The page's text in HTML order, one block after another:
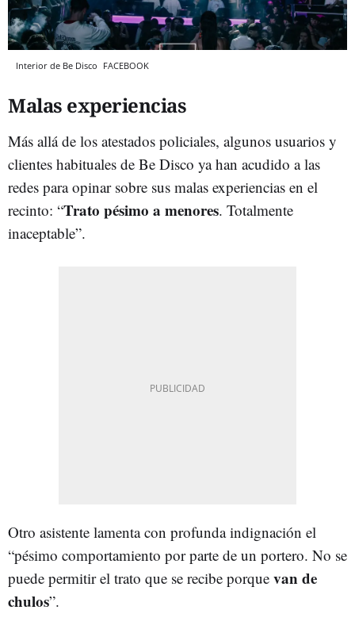
Interior de Be Disco FACEBOOK
Malas experiencias
Más allá de los atestados policiales, algunos usuarios y
clientes habituales de Be Disco ya han acudido a las
redes para opinar sobre sus malas experiencias en el
recinto: “Trato pésimo a menores. Totalmente
inaceptable”.
Otro asistente lamenta con profunda indignación el
“pésimo comportamiento por parte de un portero. No se
puede permitir el trato que se recibe porque van de
chulos”.